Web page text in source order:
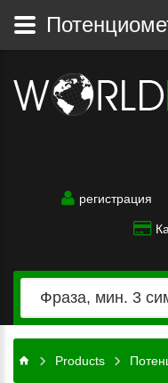
регистрация
Products